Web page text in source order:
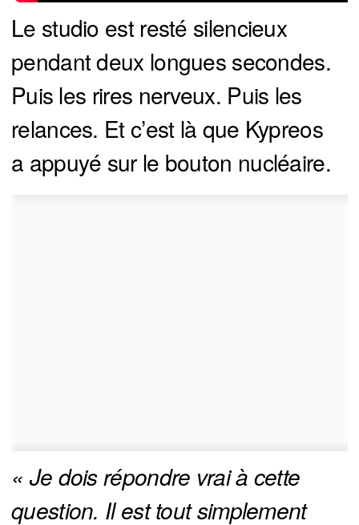
Le studio est resté silencieux
pendant deux longues secondes.
Puis les rires nerveux. Puis les
relances. Et c’est là que Kypreos
a appuyé sur le bouton nucléaire.
« Je dois répondre vrai à cette
question. Il est tout simplement